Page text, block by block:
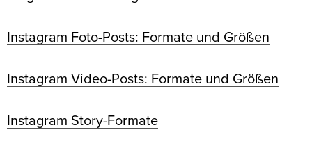
Instagram Foto-Posts: Formate und Größen
Instagram Video-Posts: Formate und Größen
Instagram Story-Formate